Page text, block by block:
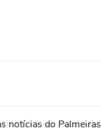
notícias do Palmeiras